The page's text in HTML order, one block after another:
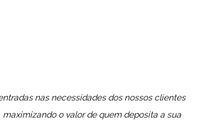
nas necessidades dos nossos clientes
o valor de quem deposita a sua